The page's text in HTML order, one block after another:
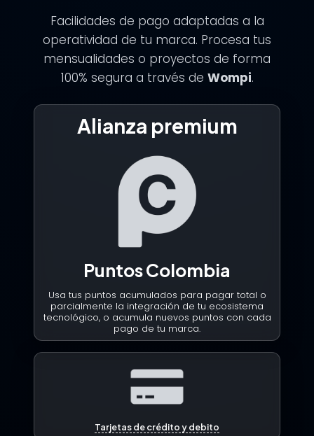
Facilidades de pago adaptadas a la
operatividad de tu marca. Procesa tus
mensualidades o proyectos de forma
100% segura a través de Wompi.
Alianza premium
Puntos Colombia
Usa tus puntos acumulados para pagar total o
parcialmente la integración de tu ecosistema
tecnológico, o acumula nuevos puntos con cada
pago de tu marca.
Tarjetas de crédito y debito